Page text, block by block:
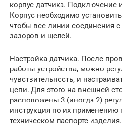
корпус датчика. Подключение
Корпус необходимо
чтобы все линии соединения
зазоров и щелей.
Настройка датчика. После
работы устройства, можно
чувствительность, и
цепи. Для этого на внешней
расположены 3 (иногда 2)
инструкция по их применению
техническом паспорте изделия.